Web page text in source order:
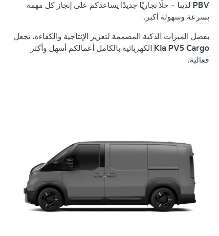
PBV لدينا – حلًا تجاريًا جديدًا يساعدكم على إنجاز كل مهمة
بسرعة وسهولة أكبر.
بفضل الميزات الذكية المصممة لتعزيز الإنتاجية والكفاءة، تجعل
Kia PV5 Cargo الكهربائية بالكامل أعمالكم أسهل وأكثر
فعالية.